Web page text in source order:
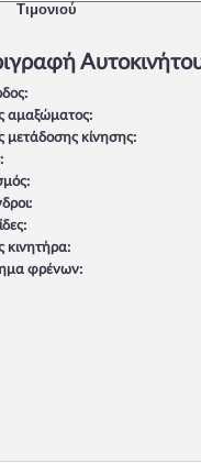
Τιμονιού
αμαξώματος:
μετάδοσης κίνησης:
κινητήρα:
φρένων: